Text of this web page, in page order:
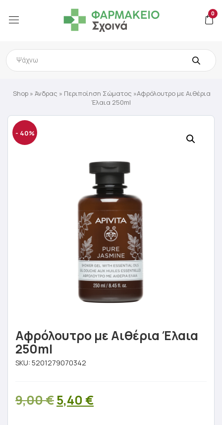
0
Products
search
Shop » Άνδρας » Περιποίηση Σώματος »Aφρόλουτρο με Aιθέρια
Έλαια 250ml
- 40%
Aφρόλουτρο με Aιθέρια Έλαια
250ml
SKU: 5201279070342
9,00€Original
5,40 €Η